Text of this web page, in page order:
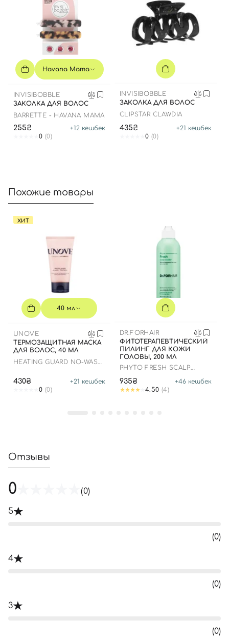
Havana Mama
INVISIBOBBLE
ЗАКОЛКА ДЛЯ ВОЛОС
BARRETTE - HAVANA MAMA
255₴ +12 кешбек
0 (0)
INVISIBOBBLE
ЗАКОЛКА ДЛЯ ВОЛОС
CLIPSTAR CLAWDIA
435₴ +21 кешбек
0 (0)
Похожие товары
ХИТ
40 мл
UNOVE
ТЕРМОЗАЩИТНАЯ МАСКА
ДЛЯ ВОЛОС, 40 МЛ
HEATING GUARD NO-WASH
430₴ +21 кешбек
0 (0)
DR.FORHAIR
ФИТОТЕРАПЕВТИЧЕСКИЙ
ПИЛИНГ ДЛЯ КОЖИ
ГОЛОВЫ, 200 МЛ
PHYTO FRESH SCALP
935₴ +46 кешбек
4.50 (4)
Отзывы
0 (0)
5
(0)
4
(0)
3
(0)
Вход Регистрация
Номер телефона
Отправляя форму для авторизации/регистрации, вы
принимаете условияПользовательские соглашения